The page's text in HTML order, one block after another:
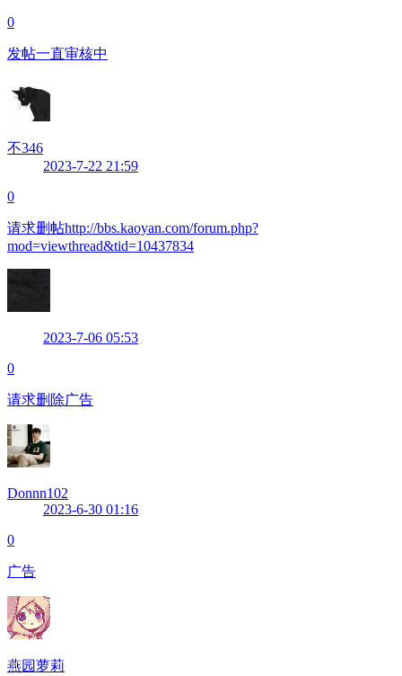
0
发帖一直审核中
不346
2023-7-22 21:59
0
请求删帖http://bbs.kaoyan.com/forum.php?
mod=viewthread&tid=10437834
2023-7-06 05:53
0
请求删除广告
Donnn102
2023-6-30 01:16
0
广告
燕园萝莉